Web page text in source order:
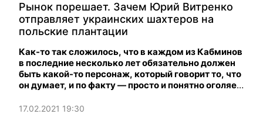
Рынок порешает. Зачем Юрий Витренко
отправляет украинских шахтеров на
польские плантации
Как-то так сложилось, что в каждом из Кабминов
в последние несколько лет обязательно должен
быть какой-то персонаж, который говорит то, что
он думает, и по факту — просто и понятно оголяет
"реформ".
17.02.2021 19:30